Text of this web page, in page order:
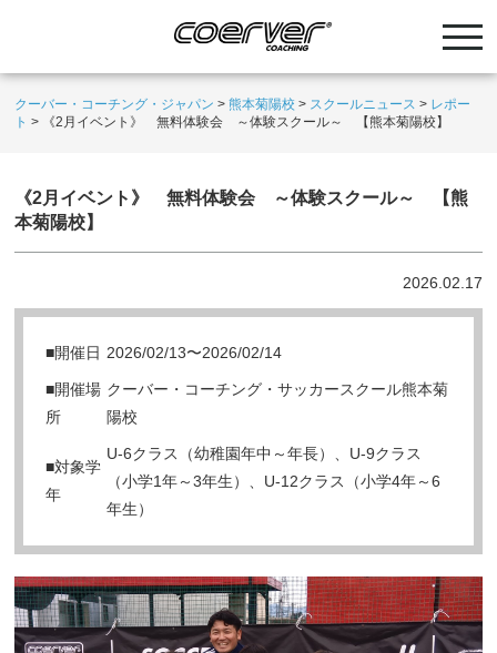
クーバー・コーチング・ジャパン >熊本菊陽校 > スクールニュース > レポー
ト > 《2月イベント》 無料体験会 ～体験スクール～ 【熊本菊陽校】
《2月イベント》 無料体験会 ～体験スクール～ 【熊
本菊陽校】
2026.02.17
■開催日 2026/02/13〜2026/02/14
■開催場
所
クーバー・コーチング・サッカースクール熊本菊
陽校
■対象学
年
U-6クラス（幼稚園年中～年長）、U-9クラス
（小学1年～3年生）、U-12クラス（小学4年～6
年生）